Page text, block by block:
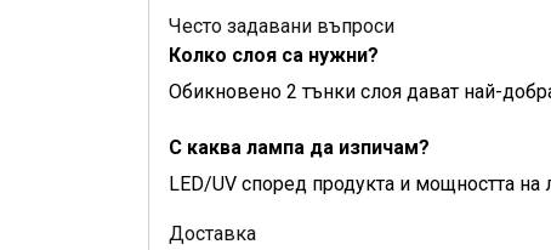
Често задавани въпроси
Колко слоя са нужни?
Обикновено 2 тънки слоя дават най-
С каква лампа да изпичам?
LED/UV според продукта и мощността на
Доставка